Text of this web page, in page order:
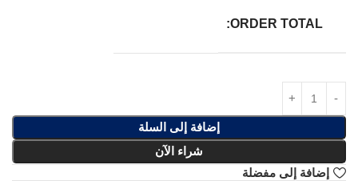
ORDER TOTAL:
إضافة إلى السلة
شراء الآن
إضافة إلى مفضلة